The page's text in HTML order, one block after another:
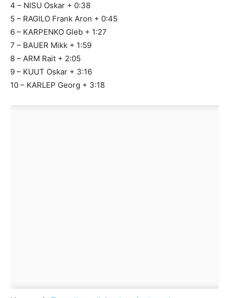
4 – NISU Oskar + 0:38
5 – RAGILO Frank Aron + 0:45
6 – KARPENKO Gleb + 1:27
7 – BAUER Mikk + 1:59
8 – ARM Rait + 2:05
9 – KUUT Oskar + 3:16
10 – KARLEP Georg + 3:18